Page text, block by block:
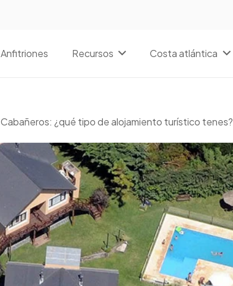
Anfitriones Recursos Costa atlántica
Cabañeros: ¿qué tipo de alojamiento turístico tenes?